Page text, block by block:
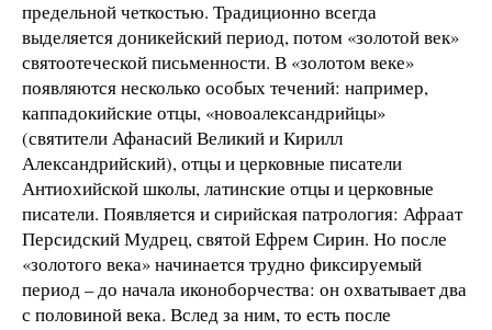
предельной четкостью. Традиционно всегда
выделяется доникейский период, потом «золотой век»
святоотеческой письменности. В «золотом веке»
появляются несколько особых течений: например,
каппадокийские отцы, «новоалександрийцы»
(святители Афанасий Великий и Кирилл
Александрийский), отцы и церковные писатели
Антиохийской школы, латинские отцы и церковные
писатели. Появляется и сирийская патрология: Афраат
Персидский Мудрец, святой Ефрем Сирин. Но после
«золотого века» начинается трудно фиксируемый
период – до начала иконоборчества: он охватывает два
с половиной века. Вслед за ним, то есть после